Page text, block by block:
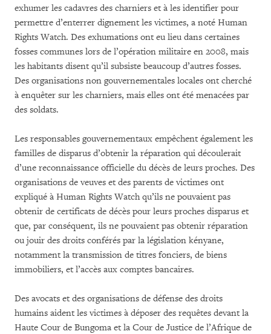
exhumer les cadavres des charniers et à les identifier pour
permettre d’enterrer dignement les victimes, a noté Human
Rights Watch. Des exhumations ont eu lieu dans certaines
fosses communes lors de l’opération militaire en 2008, mais
les habitants disent qu’il subsiste beaucoup d’autres fosses.
Des organisations non gouvernementales locales ont cherché
à enquêter sur les charniers, mais elles ont été menacées par
des soldats.
Les responsables gouvernementaux empêchent également les
familles de disparus d’obtenir la réparation qui découlerait
d’une reconnaissance officielle du décès de leurs proches. Des
organisations de veuves et des parents de victimes ont
expliqué à Human Rights Watch qu’ils ne pouvaient pas
obtenir de certificats de décès pour leurs proches disparus et
que, par conséquent, ils ne pouvaient pas obtenir réparation
ou jouir des droits conférés par la législation kényane,
notamment la transmission de titres fonciers, de biens
immobiliers, et l’accès aux comptes bancaires.
Des avocats et des organisations de défense des droits
humains aident les victimes à déposer des requêtes devant la
Haute Cour de Bungoma et la Cour de Justice de l’Afrique de